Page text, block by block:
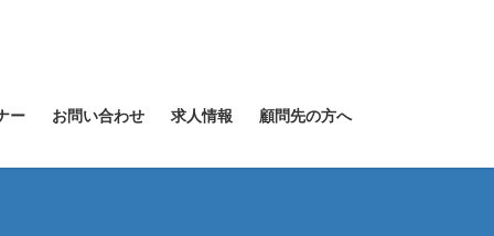
ー お問い合わせ 求人情報 顧問先の方へ